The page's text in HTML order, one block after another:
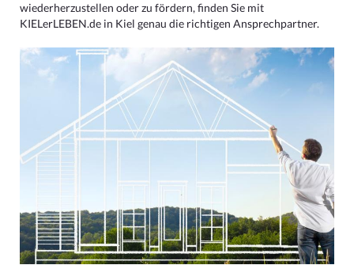
wiederherzustellen oder zu fördern, finden Sie mit
KIELerLEBEN.de in Kiel genau die richtigen Ansprechpartner.